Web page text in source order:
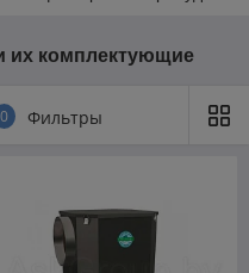
их комплектующие
0 Фильтры